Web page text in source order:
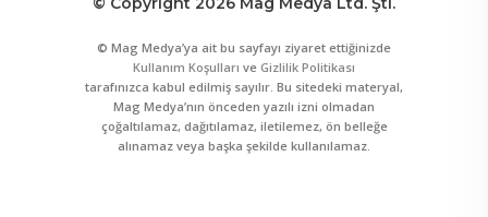
© Mag Medya’ya ait bu sayfayı ziyaret ettiğinizde
Kullanım Koşulları ve Gizlilik Politikası
tarafınızca kabul edilmiş sayılır. Bu sitedeki materyal,
Mag Medya’nın önceden yazılı izni olmadan
çoğaltılamaz, dağıtılamaz, iletilemez, ön belleğe
alınamaz veya başka şekilde kullanılamaz.